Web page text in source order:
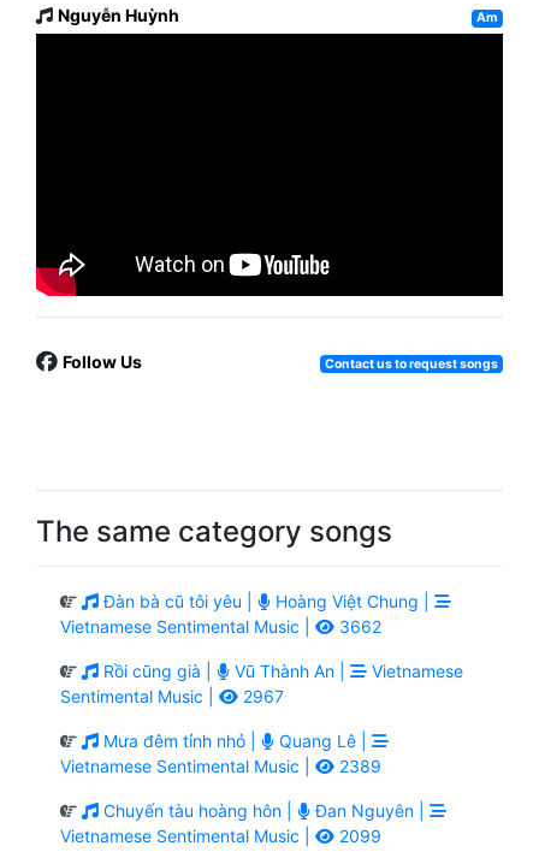
Nguyễn Huỳnh Am
Follow Us Contact us to request songs
The same category songs
Đàn bà cũ tôi yêu |
Hoàng Việt Chung |
Vietnamese Sentimental Music |
3662
Rồi cũng già | Vũ Thành An |
Vietnamese
Sentimental Music |
2967
Mưa đêm tỉnh nhỏ |
Quang Lê |
Vietnamese Sentimental Music |
2389
Chuyến tàu hoàng hôn |
Đan Nguyên |
Vietnamese Sentimental Music |
2099